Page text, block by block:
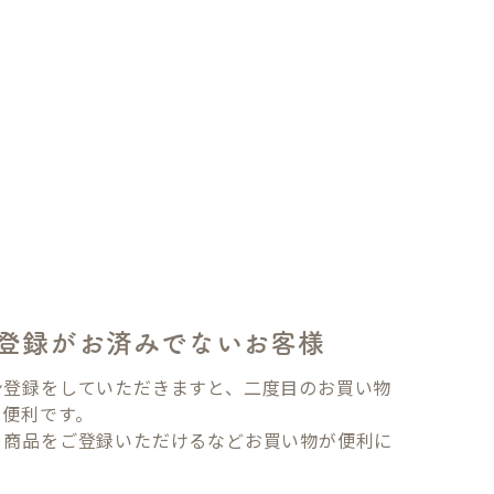
録がお済みでないお客様
録をしていただきますと、二度目のお買い物
利です。
品をご登録いただけるなどお買い物が便利に